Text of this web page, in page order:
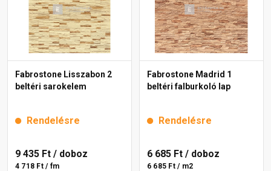
Fabrostone Lisszabon 2
beltéri sarokelem
Rendelésre
9 435 Ft / doboz
4 718 Ft / fm
Fabrostone Madrid 1
beltéri falburkoló lap
Rendelésre
6 685 Ft / doboz
6 685 Ft / m2